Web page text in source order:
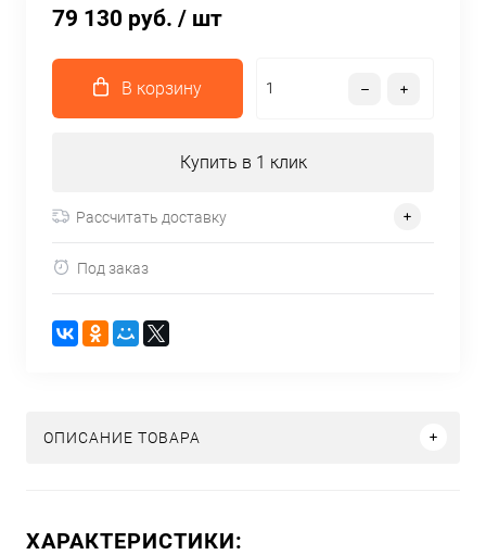
79 130 руб. / шт
В корзину
Купить в 1 клик
Рассчитать доставку
Под заказ
ОПИСАНИЕ ТОВАРА
ХАРАКТЕРИСТИКИ: